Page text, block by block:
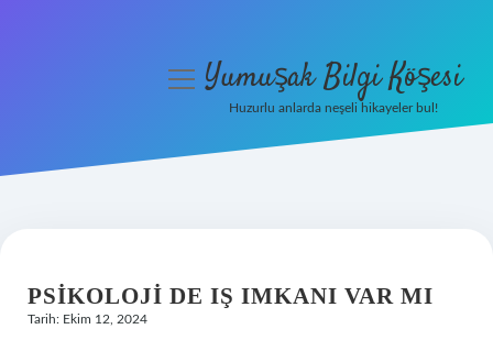
Hakkımızda
menüyüYumuşak Bilgi Köşesi
Huzurlu anlarda neşeli hikayeler bul!
PSIKOLOJI DE IŞ IMKANI VAR MI
Tarih: Ekim 12, 2024